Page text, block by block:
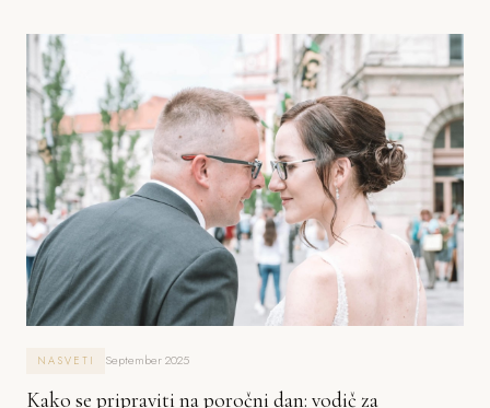
NASVETI September 2025
Kako se pripraviti na poročni dan: vodič za